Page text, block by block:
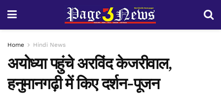
Home Hindi News
अयोध्या पहुंचे अरविंद केजरीवाल,
हनुमानगढ़ी में किए दर्शन-पूजन